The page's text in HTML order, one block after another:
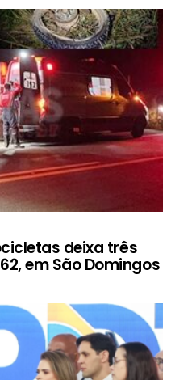
deixa três
em São Domingos